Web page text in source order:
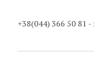
+38(044) 366 50 81